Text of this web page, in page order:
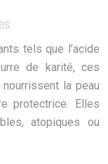
tels que l’acide
de karité, ces
la peau
protectrice. Elles
atopiques ou